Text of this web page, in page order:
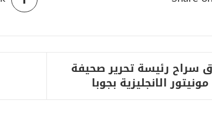
سراح رئيسة تحرير صحيفة
الانجليزية بجوبا